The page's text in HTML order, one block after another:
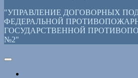
"УПРАВЛЕНИЕ ДОГОВОРНЫХ
ФЕДЕРАЛЬНОЙ
ГОСУДАРСТВЕННОЙ
№2"